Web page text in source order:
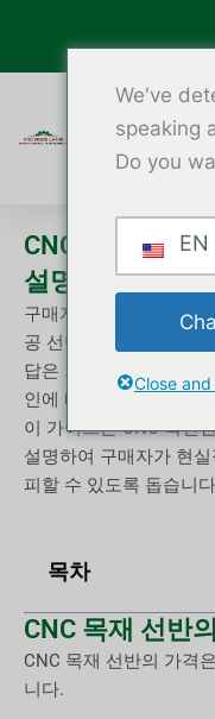
츠
CNC 목재 선반
설명
구매자들이 구매 전에
공 선반 가격은 얼마인가
답은 기계 구성, 자동화
인에 따라 달라집니다.
이 가이드는 CNC 목선
설명하여 구매자가 현
피할 수 있도록 돕습니
목차
CNC 목재 선반
CNC 목재 선반의 가격
니다.
We've
speaking
Do you
EN
Close